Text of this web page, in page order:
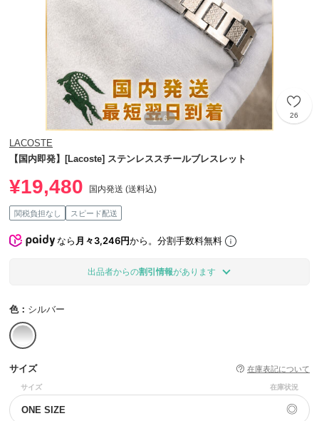
1 / 6 26
LACOSTE
【国内即発】[Lacoste] ステンレススチールブレスレット
¥19,480 国内発送 (送料込)
関税負担なし スピード配送
なら月々3,246円から。分割手数料無料
出品者からの割引情報があります
色： シルバー
サイズ 在庫表記について
サイズ 在庫状況
ONE SIZE ◎